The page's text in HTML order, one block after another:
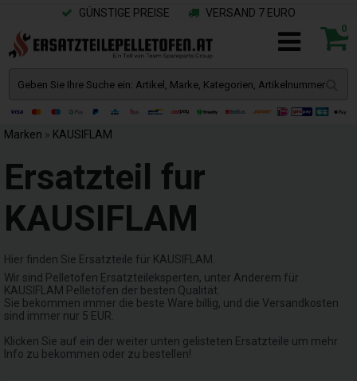
GÜNSTIGE PREISE VERSAND 7 EURO
0
Marken » KAUSIFLAM
Ersatzteil fur
KAUSIFLAM
Hier finden Sie Ersatzteile für KAUSIFLAM.
Wir sind Pelletofen Ersatzteileksperten, unter Anderem für
KAUSIFLAM Pelletöfen der besten Qualität.
Sie bekommen immer die beste Ware billig, und die Versandkosten
sind immer nur 5 EUR.
Klicken Sie auf ein der weiter unten gelisteten Ersatzteile um mehr
Info zu bekommen oder zu bestellen!